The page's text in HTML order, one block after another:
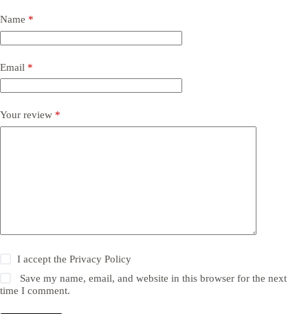
Name *
Email *
Your review *
I accept thePrivacy Policy
Save my name, email, and website in this browser for the next
time I comment.